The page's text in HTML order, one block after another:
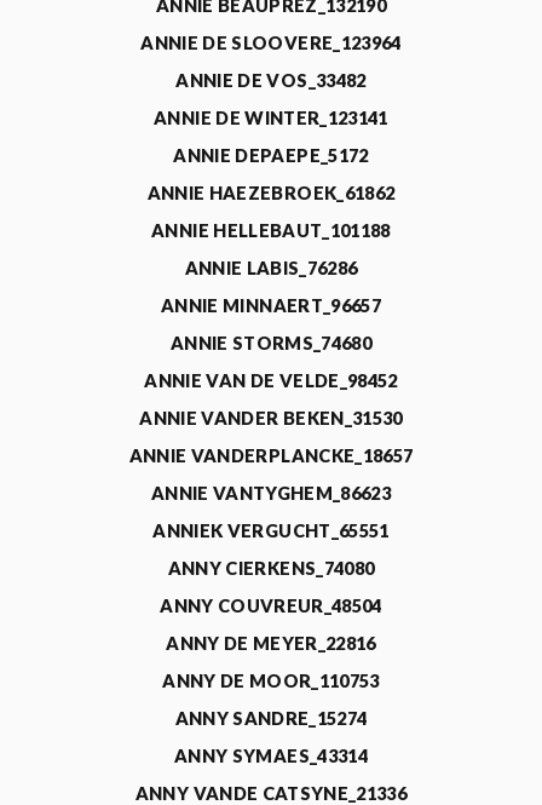
ANNIE BEAUPREZ_132190
ANNIE DE SLOOVERE_123964
ANNIE DE VOS_33482
ANNIE DE WINTER_123141
ANNIE DEPAEPE_5172
ANNIE HAEZEBROEK_61862
ANNIE HELLEBAUT_101188
ANNIE LABIS_76286
ANNIE MINNAERT_96657
ANNIE STORMS_74680
ANNIE VAN DE VELDE_98452
ANNIE VANDER BEKEN_31530
ANNIE VANDERPLANCKE_18657
ANNIE VANTYGHEM_86623
ANNIEK VERGUCHT_65551
ANNY CIERKENS_74080
ANNY COUVREUR_48504
ANNY DE MEYER_22816
ANNY DE MOOR_110753
ANNY SANDRE_15274
ANNY SYMAES_43314
ANNY VANDE CATSYNE_21336